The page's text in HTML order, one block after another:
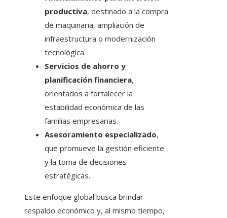
productiva, destinado a la compra
de maquinaria, ampliación de
infraestructura o modernización
tecnológica.
Servicios de ahorro y
planificación financiera,
orientados a fortalecer la
estabilidad económica de las
familias empresarias.
Asesoramiento especializado,
que promueve la gestión eficiente
y la toma de decisiones
estratégicas.
Este enfoque global busca brindar
respaldo económico y, al mismo tiempo,